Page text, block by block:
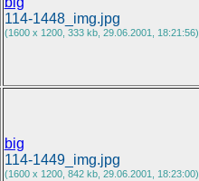
114-1448_img.jpg
(1600 x 1200, 333 kb, 29.06.2001, 18:21:56)
big
114-1449_img.jpg
(1600 x 1200, 842 kb, 29.06.2001, 18:23:00)